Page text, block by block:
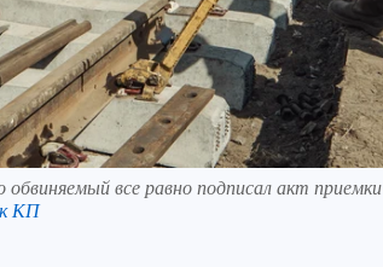
все равно подписал акт приемки
КП